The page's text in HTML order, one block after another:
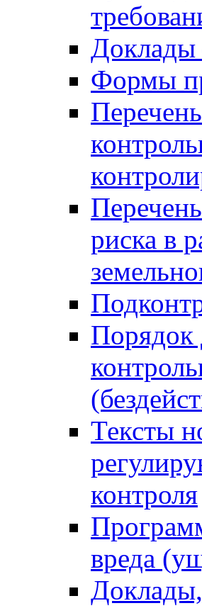
Доклады
Формы
риска в
Порядок
Тексты
контроля
вреда